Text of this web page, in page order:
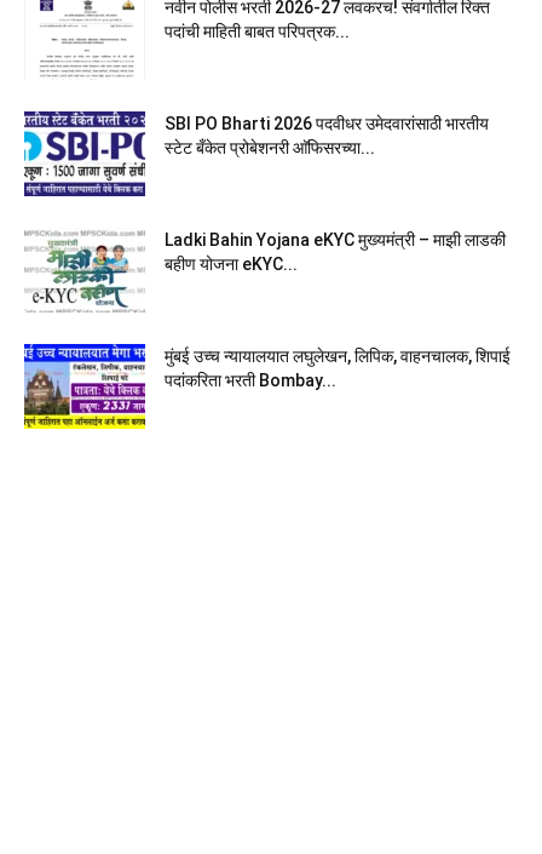
नवीन पोलीस भरती 2026-27 लवकरच! संवर्गातील रिक्त
पदांची माहिती बाबत परिपत्रक...
SBI PO Bharti 2026 पदवीधर उमेदवारांसाठी भारतीय
स्टेट बँकेत प्रोबेशनरी आ‍ॅफिसरच्या...
Ladki Bahin Yojana eKYC मुख्यमंत्री – माझी लाडकी
बहीण योजना eKYC...
मुंबई उच्च न्यायालयात लघुलेखन, लिपिक, वाहनचालक, शिपाई
पदांकरिता भरती Bombay...